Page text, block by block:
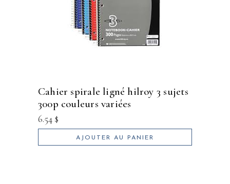
cahier spirale ligné hilroy 3 sujets
300p couleurs variées
6.54 $
AJOUTER AU PANIER